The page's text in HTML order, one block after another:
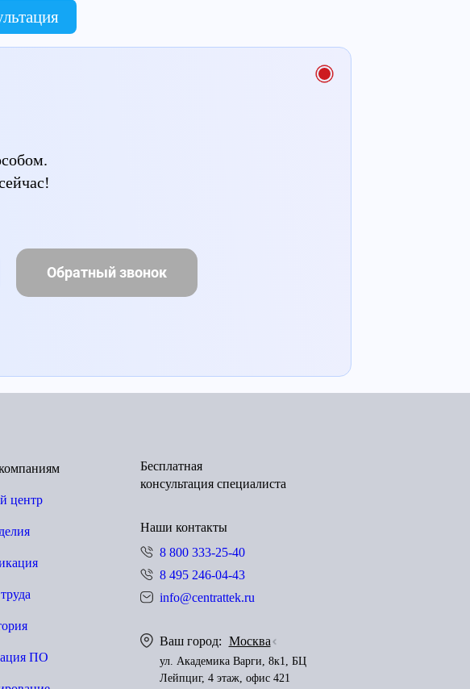
Обратный звонок
центр
ПО
Бесплатная
консультация специалиста
Наши контакты
8 800 333-25-40
8 495 246-04-43
info@centrattek.ru
Ваш город: Москва
ул. Академика Варги, 8к1, БЦ
Лейпциг, 4 этаж, офис 421